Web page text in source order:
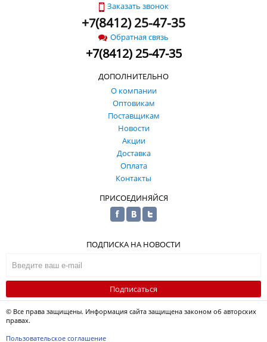
Заказать звонок
+7(8412) 25-47-35
Обратная связь
+7(8412) 25-47-35
ДОПОЛНИТЕЛЬНО
О компании
Оптовикам
Поставщикам
Новости
Акции
Доставка
Оплата
Контакты
ПРИСОЕДИНЯЙСЯ
ПОДПИСКА НА НОВОСТИ
Подписаться
© Все права защищены. Информация сайта защищена законом об авторских
правах.
Пользовательское соглашение